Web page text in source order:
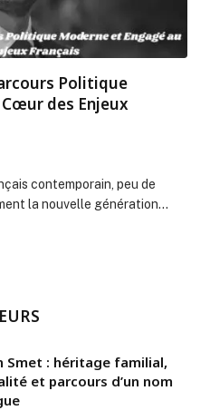
Politique
des Enjeux
contemporain, peu de
la nouvelle génération…
Smet : héritage familial,
et parcours d’un nom